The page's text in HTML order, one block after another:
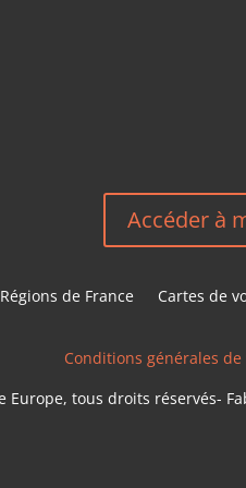
Accéder à
Régions de France Cartes de
Conditions générales de
Europe, tous droits réservés-